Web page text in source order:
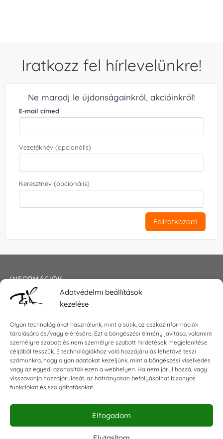
Adatvédelmi beállítások
kezelése
Olyan technológiákat használunk, mint a sütik, az eszközinformációk
tárolására és/vagy elérésére. Ezt a böngészési élmény javítása, valamint
személyre szabott és nem személyre szabott hirdetések megjelenítése
céljából tesszük. E technológiákhoz való hozzájárulás lehetővé teszi
számunkra, hogy olyan adatokat kezeljünk, mint a böngészési viselkedés
vagy az egyedi azonosítók ezen a webhelyen. Ha nem járul hozzá, vagy
visszavonja hozzájárulását, az hátrányosan befolyásolhat bizonyos
funkciókat és szolgáltatásokat.
Elfogadom
Iratkozz fel hírlevelünkre!
Ne maradj le újdonságainkról, akcióinkról!
E-mail címed
Vezetéknév (opcionális)
Keresztnév (opcionális)
Feliratkozom
INFORMÁCIÓK
Általános szerződési feltételek
Impresszum
KAPCSOLAT
E-mail:shop@torokszilvi.com
Telefon: +36 30 6767872
KÖZÖSSÉGI